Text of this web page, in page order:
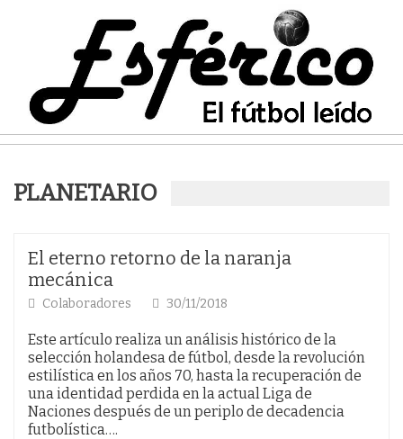
PLANETARIO
El eterno retorno de la naranja
mecánica
Colaboradores 30/11/2018
Este artículo realiza un análisis histórico de la
selección holandesa de fútbol, desde la revolución
estilística en los años 70, hasta la recuperación de
una identidad perdida en la actual Liga de
Naciones después de un periplo de decadencia
futbolística….